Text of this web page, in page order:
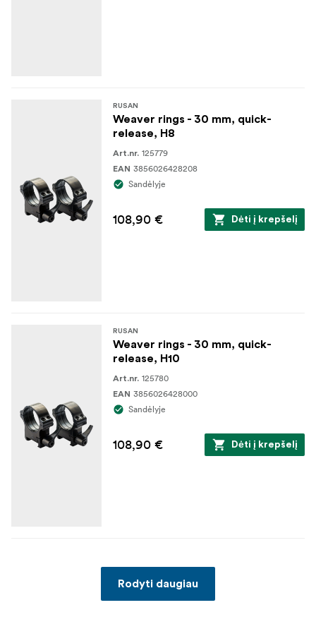
RUSAN
Weaver rings - 30 mm, quick-
release, H8
Art.nr. 125779
EAN 3856026428208
Sandėlyje
108,90 € Dėti į krepšelį
RUSAN
Weaver rings - 30 mm, quick-
release, H10
Art.nr. 125780
EAN 3856026428000
Sandėlyje
108,90 € Dėti į krepšelį
Rodyti daugiau